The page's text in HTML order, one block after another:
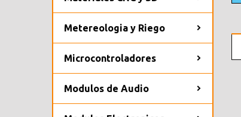
Metereologia y Riego
Microcontroladores
Modulos de Audio